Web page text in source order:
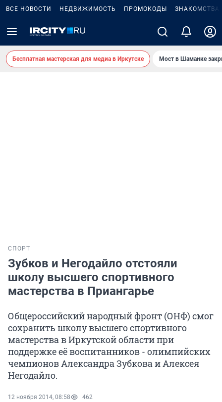
ВСЕ НОВОСТИ НЕДВИЖИМОСТЬ ПРОМОКОДЫ ЗНАКОМСТВА
Бесплатная мастерская для медиа в Иркутске Мост в Шаманке
СПОРТ
Зубков и Негодайло отстояли
школу высшего спортивного
мастерства в Приангарье
Общероссийский народный фронт (ОНФ) смог
сохранить школу высшего спортивного
мастерства в Иркутской области при
поддержке её воспитанников - олимпийских
чемпионов Александра Зубкова и Алексея
Негодайло.
12 ноября 2014, 08:58 462